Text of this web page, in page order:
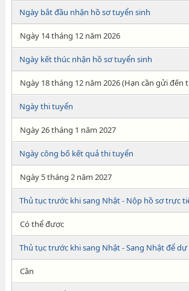
Ngày bắt đầu nhận hồ sơ tuyển sinh
Ngày 14 tháng 12 năm 2026
Ngày kết thúc nhận hồ sơ tuyển sinh
Ngày 18 tháng 12 năm 2026 (Hạn cần gửi đến
Ngày thi tuyển
Ngày 26 tháng 1 năm 2027
Ngày công bố kết quả thi tuyển
Ngày 5 tháng 2 năm 2027
Thủ tục trước khi sang Nhật - Nộp hồ sơ trực
Có thể được
Thủ tục trước khi sang Nhật - Sang Nhật để
Cần